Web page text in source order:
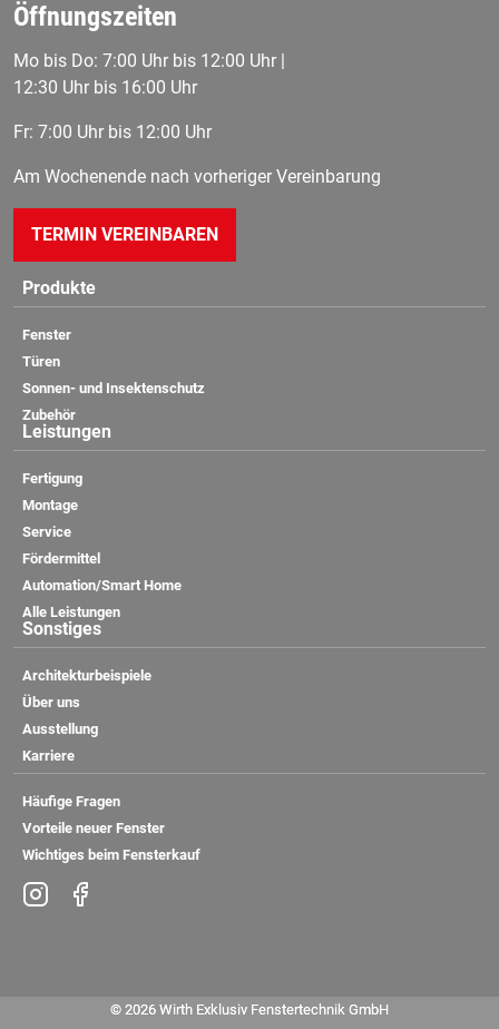
Öffnungszeiten
Mo bis Do: 7:00 Uhr bis 12:00 Uhr |
12:30 Uhr bis 16:00 Uhr
Fr: 7:00 Uhr bis 12:00 Uhr
Am Wochenende nach vorheriger Vereinbarung
TERMIN VEREINBAREN
Produkte
Fenster
Türen
Sonnen- und Insektenschutz
Zubehör
Leistungen
Fertigung
Montage
Service
Fördermittel
Automation/Smart Home
Alle Leistungen
Sonstiges
Architekturbeispiele
Über uns
Ausstellung
Karriere
Häufige Fragen
Vorteile neuer Fenster
Wichtiges beim Fensterkauf
© 2026 Wirth Exklusiv Fenstertechnik GmbH